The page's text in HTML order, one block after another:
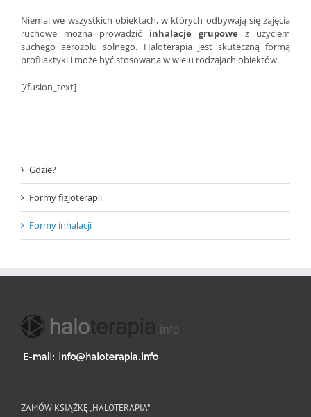
Niemal we wszystkich obiektach, w których odbywają się zajęcia
ruchowe można prowadzić inhalacje grupowe z użyciem
suchego aerozolu solnego. Haloterapia jest skuteczną formą
profilaktyki i może być stosowana w wielu rodzajach obiektów.
[/fusion_text]
Gdzie?
Formy fizjoterapii
Formy inhalacji
ZAMÓW KSIĄŻKĘ „HALOTERAPIA”